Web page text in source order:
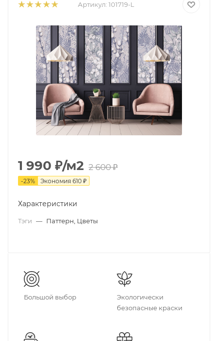
Артикул: 101719-L
1 990 ₽/м2 2 600₽
-23% Экономия 610 ₽
Характеристики
Тэги — Паттерн, Цветы
Большой выбор
Экологически
безопасные краски